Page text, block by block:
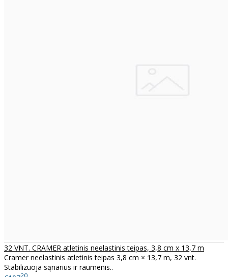
32 VNT. CRAMER atletinis neelastinis teipas, 3,8 cm x 13,7 m
Cramer neelastinis atletinis teipas 3,8 cm × 13,7 m, 32 vnt.
Stabilizuoja sąnarius ir raumenis..